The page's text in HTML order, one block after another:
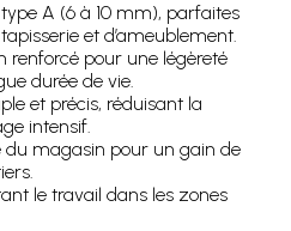
A (6 à 10 mm), parfaites
et d’ameublement.
renforcé pour une légèreté
durée de vie.
et précis, réduisant la
intensif.
magasin pour un gain de
le travail dans les zones